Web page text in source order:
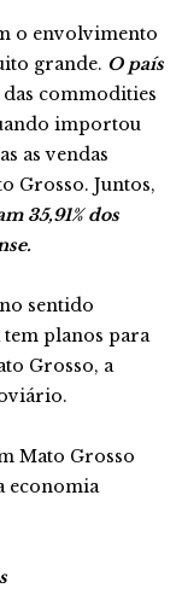
o envolvimento
grande. O país
commodities
importou
as vendas
Grosso. Juntos,
35,91% dos
sentido
planos para
Grosso, a
Mato Grosso
economia